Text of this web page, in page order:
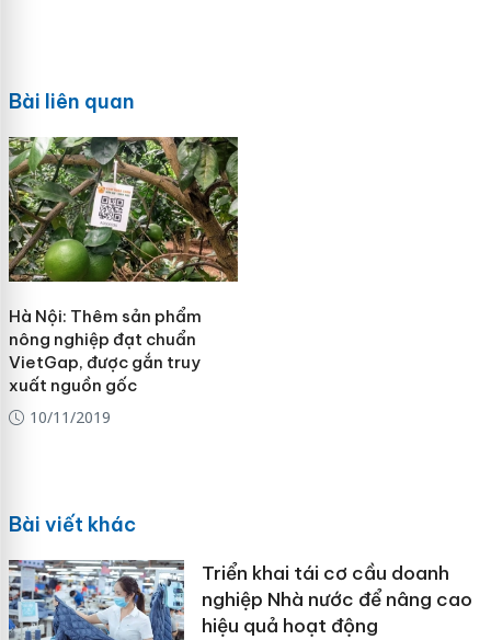
Bài liên quan
Hà Nội: Thêm sản phẩm
nông nghiệp đạt chuẩn
VietGap, được gắn truy
xuất nguồn gốc
10/11/2019
Bài viết khác
Triển khai tái cơ cầu doanh
nghiệp Nhà nước để nâng cao
hiệu quả hoạt động